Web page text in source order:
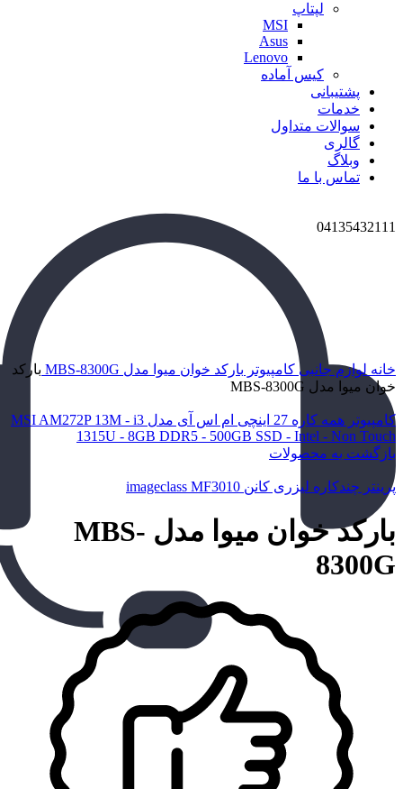
لپتاپ
MSI
Asus
Lenovo
کیس آماده
پشتیبانی
خدمات
سوالات متداول
گالری
وبلاگ
تماس با ما
04135432111
برای بزرگنمایی کلیک کنید
خانه لوازم جانبی کامپیوتر بارکد خوان میوا مدل MBS-8300G
بارکد
خوان میوا مدل MBS-8300G
کامپیوتر همه کاره 27 اینچی ام اس آی مدل MSI AM272P 13M - i3
1315U - 8GB DDR5 - 500GB SSD - Intel - Non Touch
بازگشت به محصولات
پرینتر چندکاره لیزری کانن imageclass MF3010
بارکد خوان میوا مدل MBS-
8300G